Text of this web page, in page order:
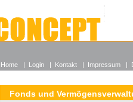
Alle
Wieso
Fonds und
Home | Login | Kontakt | Impressum |